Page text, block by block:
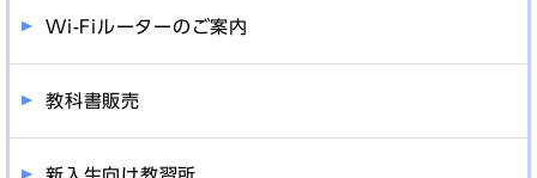
Wi-Fiルーターのご案内
教科書販売